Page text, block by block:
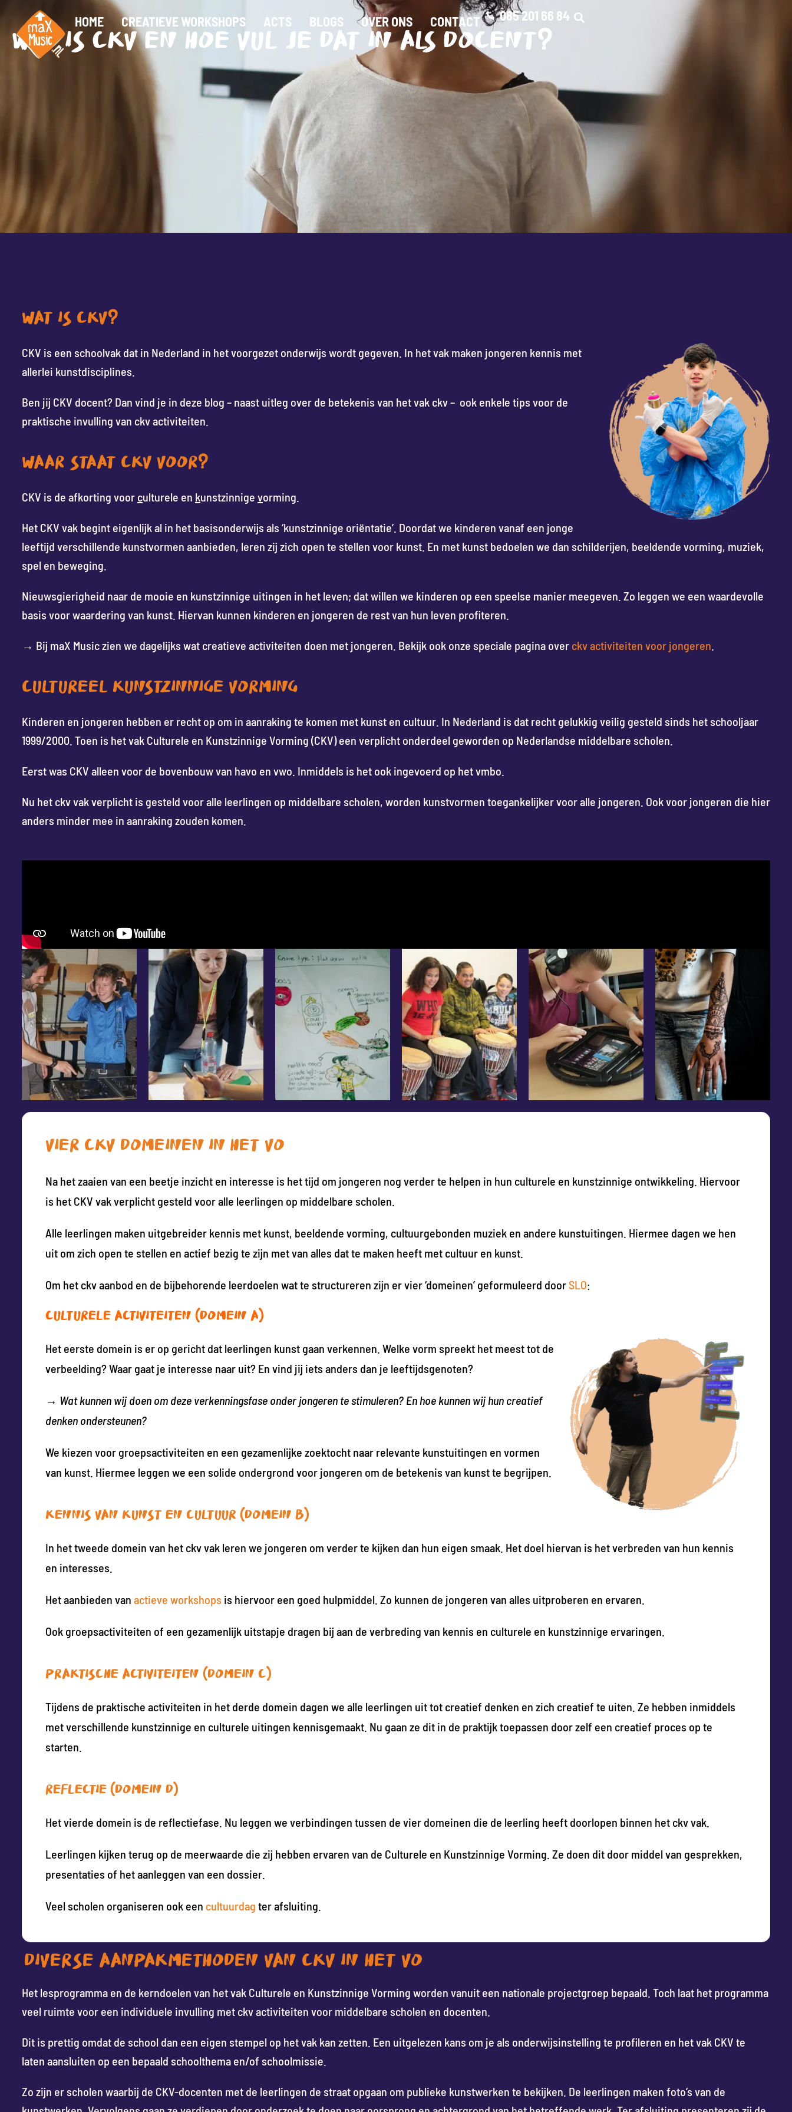
HOME CREATIEVE WORKSHOPS ACTS BLOGS OVER ONS CONTACT 085 201 66 84
WAT IS CKV EN HOE VUL JE DAT IN ALS DOCENT?
WAT IS CKV?
CKV is een schoolvak dat in Nederland in het voorgezet onderwijs wordt gegeven. In het vak maken jongeren kennis met
allerlei kunstdisciplines.
Ben jij CKV docent? Dan vind je in deze blog – naast uitleg over de betekenis van het vak ckv – ook enkele tips voor de
praktische invulling van ckv activiteiten.
WAAR STAAT CKV VOOR?
CKV is de afkorting voor culturele en kunstzinnige vorming.
Het CKV vak begint eigenlijk al in het basisonderwijs als ‘kunstzinnige oriëntatie’. Doordat we kinderen vanaf een jonge
leeftijd verschillende kunstvormen aanbieden, leren zij zich open te stellen voor kunst. En met kunst bedoelen we dan schilderijen, beeldende vorming, muziek,
spel en beweging.
Nieuwsgierigheid naar de mooie en kunstzinnige uitingen in het leven; dat willen we kinderen op een speelse manier meegeven. Zo leggen we een waardevolle
basis voor waardering van kunst. Hiervan kunnen kinderen en jongeren de rest van hun leven profiteren.
→ Bij maX Music zien we dagelijks wat creatieve activiteiten doen met jongeren. Bekijk ook onze speciale pagina over ckv activiteiten voor jongeren
CULTUREEL KUNSTZINNIGE VORMING
Kinderen en jongeren hebben er recht op om in aanraking te komen met kunst en cultuur. In Nederland is dat recht gelukkig veilig gesteld sinds het schooljaar
1999/2000. Toen is het vak Culturele en Kunstzinnige Vorming (CKV) een verplicht onderdeel geworden op Nederlandse middelbare scholen.
Eerst was CKV alleen voor de bovenbouw van havo en vwo. Inmiddels is het ook ingevoerd op het vmbo.
Nu het ckv vak verplicht is gesteld voor alle leerlingen op middelbare scholen, worden kunstvormen toegankelijker voor alle jongeren. Ook voor jongeren die hier
anders minder mee in aanraking zouden komen.
VIER CKV DOMEINEN IN HET VO
Na het zaaien van een beetje inzicht en interesse is het tijd om jongeren nog verder te helpen in hun culturele en kunstzinnige ontwikkeling. Hiervoor
is het CKV vak verplicht gesteld voor alle leerlingen op middelbare scholen.
Alle leerlingen maken uitgebreider kennis met kunst, beeldende vorming, cultuurgebonden muziek en andere kunstuitingen. Hiermee dagen we hen
uit om zich open te stellen en actief bezig te zijn met van alles dat te maken heeft met cultuur en kunst.
Om het ckv aanbod en de bijbehorende leerdoelen wat te structureren zijn er vier ‘domeinen’ geformuleerd doorSLO:
Culturele activiteiten (domein A)
Het eerste domein is er op gericht dat leerlingen kunst gaan verkennen. Welke vorm spreekt het meest tot de
verbeelding? Waar gaat je interesse naar uit? En vind jij iets anders dan je leeftijdsgenoten?
→ Wat kunnen wij doen om deze verkenningsfase onder jongeren te stimuleren? En hoe kunnen wij hun creatief
denken ondersteunen?
We kiezen voor groepsactiviteiten en een gezamenlijke zoektocht naar relevante kunstuitingen en vormen
van kunst. Hiermee leggen we een solide ondergrond voor jongeren om de betekenis van kunst te begrijpen.
Kennis van kunst en cultuur (domein B)
In het tweede domein van het ckv vak leren we jongeren om verder te kijken dan hun eigen smaak. Het doel hiervan is het verbreden van hun kennis
en interesses.
Het aanbieden van actieve workshops is hiervoor een goed hulpmiddel. Zo kunnen de jongeren van alles uitproberen en ervaren.
Ook groepsactiviteiten of een gezamenlijk uitstapje dragen bij aan de verbreding van kennis en culturele en kunstzinnige ervaringen.
Praktische activiteiten (domein C)
Tijdens de praktische activiteiten in het derde domein dagen we alle leerlingen uit tot creatief denken en zich creatief te uiten. Ze hebben inmiddels
met verschillende kunstzinnige en culturele uitingen kennisgemaakt. Nu gaan ze dit in de praktijk toepassen door zelf een creatief proces op te
starten.
Reflectie (domein D)
Het vierde domein is de reflectiefase. Nu leggen we verbindingen tussen de vier domeinen die de leerling heeft doorlopen binnen het ckv vak.
Leerlingen kijken terug op de meerwaarde die zij hebben ervaren van de Culturele en Kunstzinnige Vorming. Ze doen dit door middel van gesprekken,
presentaties of het aanleggen van een dossier.
Veel scholen organiseren ook een cultuurdag ter afsluiting.
DIVERSE AANPAKMETHODEN VAN CKV IN HET VO
Het lesprogramma en de kerndoelen van het vak Culturele en Kunstzinnige Vorming worden vanuit een nationale projectgroep bepaald. Toch laat het programma
veel ruimte voor een individuele invulling met ckv activiteiten voor middelbare scholen en docenten.
Dit is prettig omdat de school dan een eigen stempel op het vak kan zetten. Een uitgelezen kans om je als onderwijsinstelling te profileren en het vak CKV te
laten aansluiten op een bepaald schoolthema en/of schoolmissie.
Zo zijn er scholen waarbij de CKV-docenten met de leerlingen de straat opgaan om publieke kunstwerken te bekijken. De leerlingen maken foto’s van de